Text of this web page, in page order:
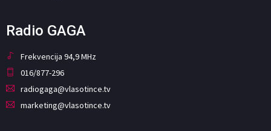
Radio GAGA
Frekvencija 94,9 MHz
016/877-296
radiogaga@vlasotince.tv
marketing@vlasotince.tv